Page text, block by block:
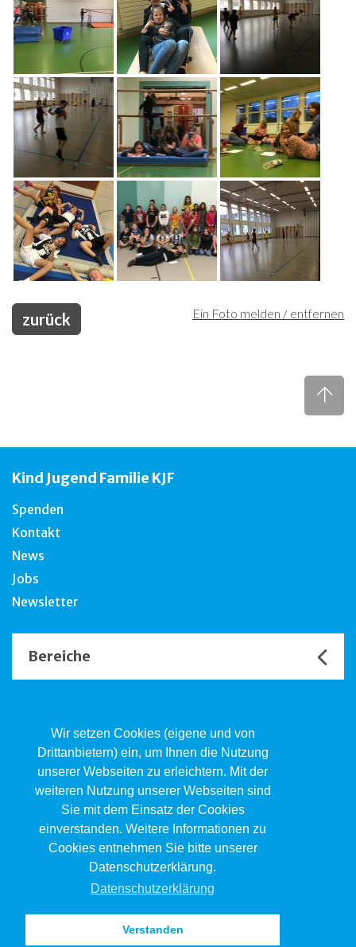
Wir setzen Cookies (eigene und von
Drittanbietern) ein, um Ihnen die Nutzung
unserer Webseiten zu erleichtern. Mit der
weiteren Nutzung unserer Webseiten sind
Sie mit dem Einsatz der Cookies
einverstanden. Weitere Informationen zu
Cookies entnehmen Sie bitte unserer
Datenschutzerklärung.
Datenschutzerklärung
Verstanden
Ein Foto melden / entfernen
zurück
Kind Jugend Familie KJF
Spenden
Kontakt
News
Jobs
Newsletter
Bereiche
Kind.Jugend.Familie KJF
Poststrasse 2, Postfach, 4410 Liestal
061 551 17 77
kjf@jsw.swiss